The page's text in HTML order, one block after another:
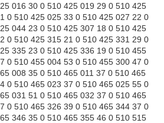
016 30 0 510 425 019 29 0 510 425
0 510 425 025 33 0 510 425 027 22 0
044 23 0 510 425 307 18 0 510 425
0 510 425 315 21 0 510 425 331 29 0
335 23 0 510 425 336 19 0 510 455
0 510 455 004 53 0 510 455 300 47 0
008 35 0 510 465 011 37 0 510 465
0 510 465 023 37 0 510 465 025 55 0
031 51 0 510 465 032 37 0 510 465
0 510 465 326 39 0 510 465 344 37 0
346 35 0 510 465 355 46 0 510 515